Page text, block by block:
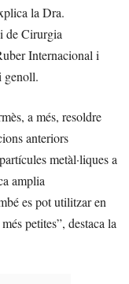
la Dra.
de Cirurgia
Internacional i
genoll.
a més, resoldre
anteriors
metàl·liques a
amplia
es pot utilitzar en
petites”, destaca la